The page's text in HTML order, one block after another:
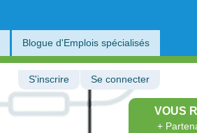
Blogue d'Emplois spécialisés
VOUS
+
S'inscrire Se connecter